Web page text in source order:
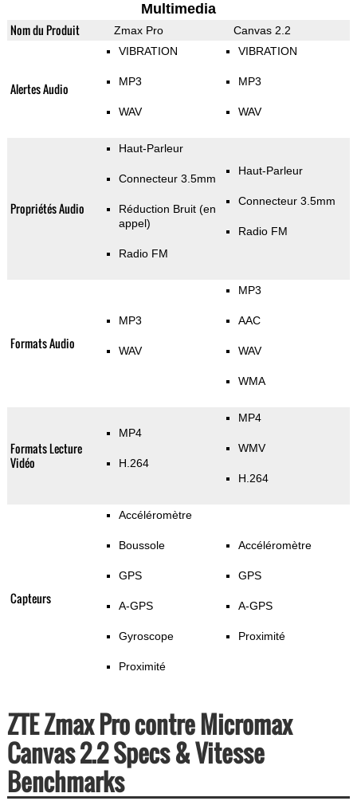
Multimedia
Nom du Produit Zmax Pro Canvas 2.2
Alertes Audio
VIBRATION
MP3
WAV
VIBRATION
MP3
WAV
Propriétés Audio
Haut-Parleur
Connecteur 3.5mm
Réduction Bruit (en
appel)
Radio FM
Haut-Parleur
Connecteur 3.5mm
Radio FM
Formats Audio
MP3
WAV
MP3
AAC
WAV
WMA
Formats Lecture
Vidéo
MP4
H.264
MP4
WMV
H.264
Capteurs
Accéléromètre
Boussole
GPS
A-GPS
Gyroscope
Proximité
Accéléromètre
GPS
A-GPS
Proximité
ZTE Zmax Pro contre Micromax
Canvas 2.2 Specs & Vitesse
Benchmarks